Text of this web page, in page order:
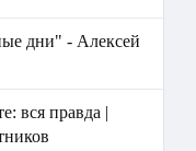
дни" - Алексей
вся правда |